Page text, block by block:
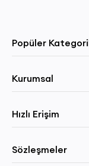
Popüler
Kurumsal
Hızlı Erişim
Sözleşmeler